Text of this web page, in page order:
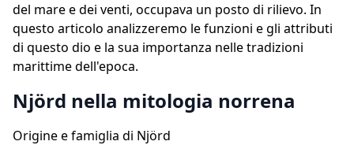
del mare e dei venti, occupava un posto di rilievo. In
questo articolo analizzeremo le funzioni e gli attributi
di questo dio e la sua importanza nelle tradizioni
marittime dell'epoca.
Njörd nella mitologia norrena
Origine e famiglia di Njörd